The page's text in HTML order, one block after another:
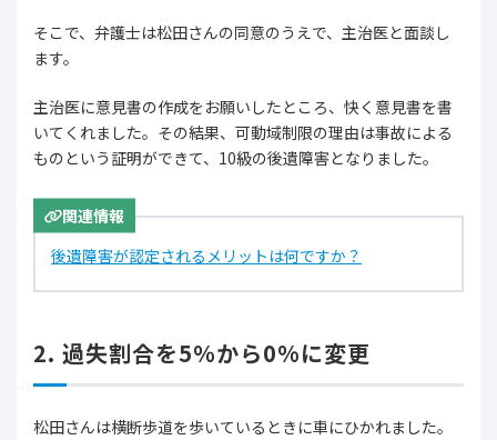
そこで、弁護士は松田さんの同意のうえで、主治医と面談し
ます。
主治医に意見書の作成をお願いしたところ、快く意見書を書
いてくれました。その結果、可動域制限の理由は事故による
ものという証明ができて、10級の後遺障害となりました。
関連情報
後遺障害が認定されるメリットは何ですか？
2. 過失割合を5％から0%に変更
松田さんは横断歩道を歩いているときに車にひかれました。